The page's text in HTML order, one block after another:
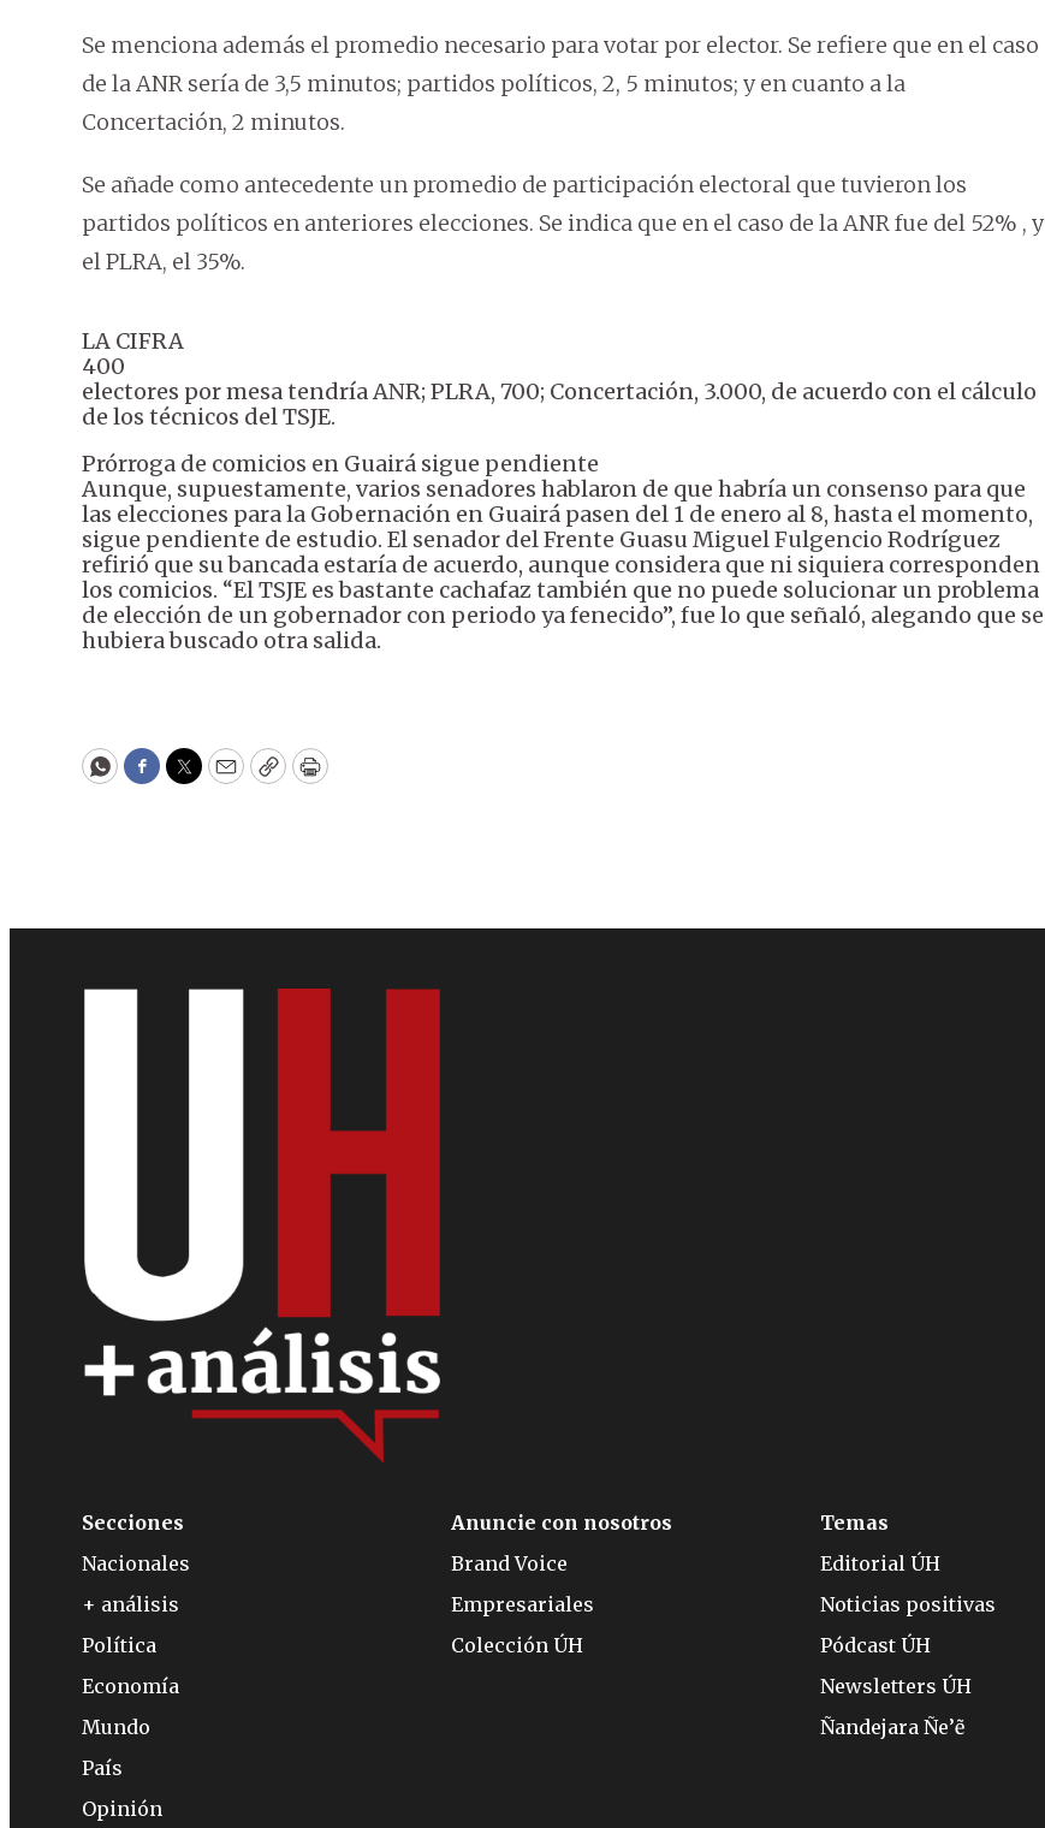
Se menciona además el promedio necesario para votar por elector. Se refiere que en el caso
de la ANR sería de 3,5 minutos; partidos políticos, 2, 5 minutos; y en cuanto a la
Concertación, 2 minutos.
Se añade como antecedente un promedio de participación electoral que tuvieron los
partidos políticos en anteriores elecciones. Se indica que en el caso de la ANR fue del 52% , y
el PLRA, el 35%.
LA CIFRA
400
electores por mesa tendría ANR; PLRA, 700; Concertación, 3.000, de acuerdo con el cálculo
de los técnicos del TSJE.
Prórroga de comicios en Guairá sigue pendiente
Aunque, supuestamente, varios senadores hablaron de que habría un consenso para que
las elecciones para la Gobernación en Guairá pasen del 1 de enero al 8, hasta el momento,
sigue pendiente de estudio. El senador del Frente Guasu Miguel Fulgencio Rodríguez
refirió que su bancada estaría de acuerdo, aunque considera que ni siquiera corresponden
los comicios. “El TSJE es bastante cachafaz también que no puede solucionar un problema
de elección de un gobernador con periodo ya fenecido”, fue lo que señaló, alegando que se
hubiera buscado otra salida.
WhatsApp
Facebook
Twitter
EmailCopyPrint
Secciones
Nacionales
+ análisis
Política
Economía
Mundo
País
Opinión
Anuncie con nosotros
Brand Voice
Empresariales
Colección ÚH
Temas
Editorial ÚH
Noticias positivas
Pódcast ÚH
Newsletters ÚH
Ñandejara Ñe’ẽ